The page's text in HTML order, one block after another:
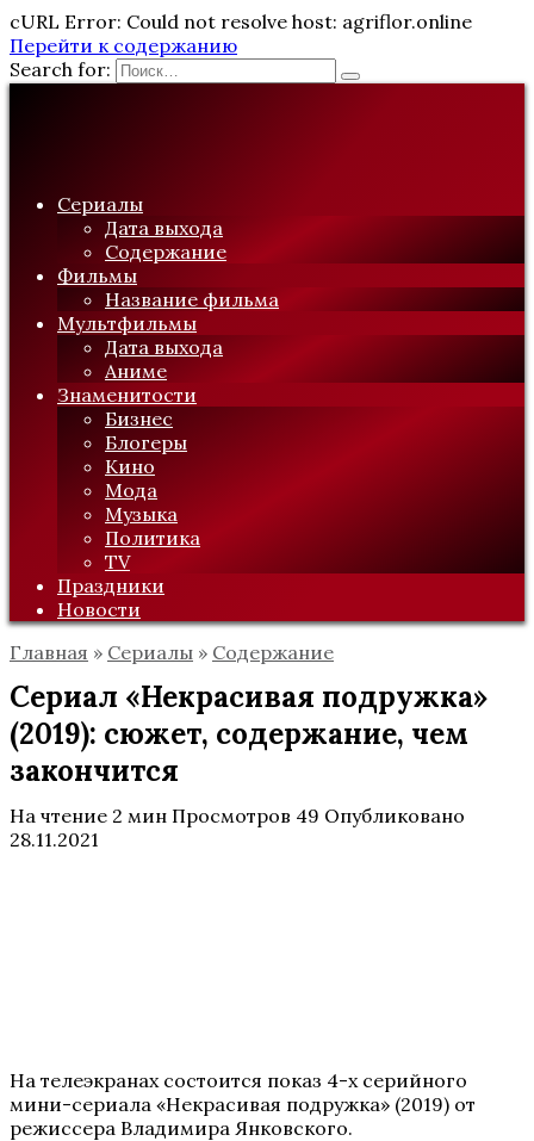
cURL Error: Could not resolve host: agriflor.online
Перейти к содержанию
Search for:
Сериалы
Дата выхода
Содержание
Фильмы
Название фильма
Мультфильмы
Дата выхода
Аниме
Знаменитости
Бизнес
Блогеры
Кино
Мода
Музыка
Политика
TV
Праздники
Новости
Главная » Сериалы » Содержание
Сериал «Некрасивая подружка»
(2019): сюжет, содержание, чем
закончится
На чтение 2 мин Просмотров 49 Опубликовано
28.11.2021
На телеэкранах состоится показ 4-х серийного
мини-сериала «Некрасивая подружка» (2019) от
режиссера Владимира Янковского.